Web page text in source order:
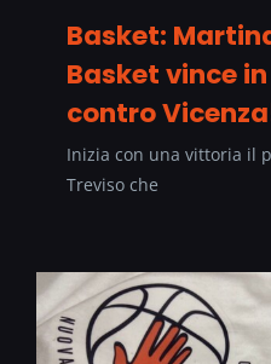
Basket:
Basket vince
contro
Inizia con una vittoria il
Treviso che